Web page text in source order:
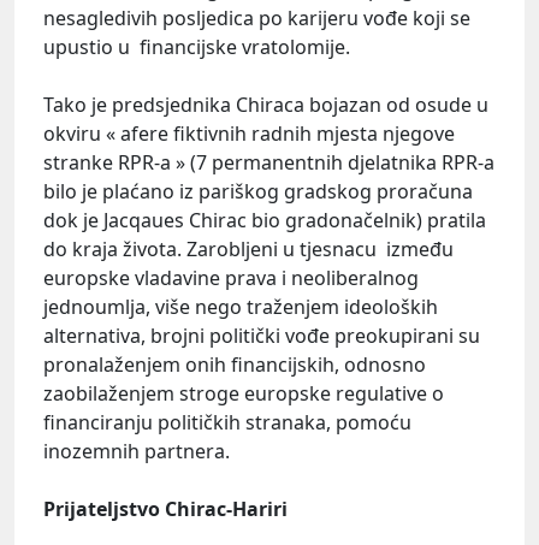
nesagledivih posljedica po karijeru vođe koji se
upustio u financijske vratolomije.
Tako je predsjednika Chiraca bojazan od osude u
okviru « afere fiktivnih radnih mjesta njegove
stranke RPR-a » (7 permanentnih djelatnika RPR-a
bilo je plaćano iz pariškog gradskog proračuna
dok je Jacqaues Chirac bio gradonačelnik) pratila
do kraja života. Zarobljeni u tjesnacu između
europske vladavine prava i neoliberalnog
jednoumlja, više nego traženjem ideoloških
alternativa, brojni politički vođe preokupirani su
pronalaženjem onih financijskih, odnosno
zaobilaženjem stroge europske regulative o
financiranju političkih stranaka, pomoću
inozemnih partnera.
Prijateljstvo Chirac-Hariri